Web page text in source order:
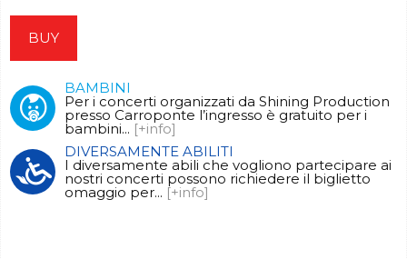
BUY
BAMBINI
Per i concerti organizzati da Shining Production
presso Carroponte l’ingresso è gratuito per i
bambini... [+info]
DIVERSAMENTE ABILITI
I diversamente abili che vogliono partecipare ai
nostri concerti possono richiedere il biglietto
omaggio per... [+info]